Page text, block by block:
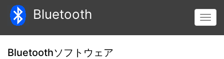
Bluetooth
Bluetoothソフトウェア